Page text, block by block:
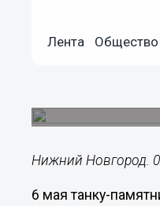
Лента Общество
Танку Т-
Нижний Новгород.
6 мая танку-